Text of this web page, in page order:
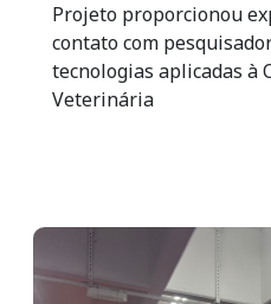
Projeto proporcionou
contato com
tecnologias aplicadas à
Veterinária